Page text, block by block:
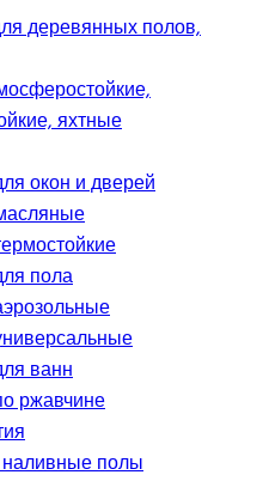
деревянных полов,
яхтные
окон и дверей
пола
ванн
ржавчине
полы